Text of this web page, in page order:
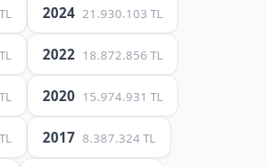
2024 21.930.103 TL
2022 18.872.856 TL
2020 15.974.931 TL
2017 8.387.324 TL